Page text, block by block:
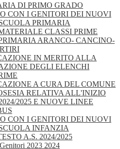
DI PRIMO GRADO
CON I GENITORI DEI NUOVI
PRIMARIA
CLASSI PRIME
ARANCO- CANCINO-
IN MERITO ALLA
DEGLI ELENCHI
A CURA DEL COMUNE
RELATIVA ALL'INIZIO
2025 E NUOVE LINEE
CON I GENITORI DEI NUOVI
INFANZIA
A.S. 2024/2025
2023 2024